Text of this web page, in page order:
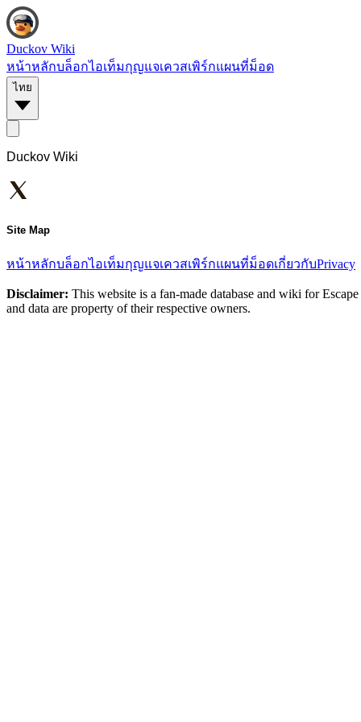
Duckov Wiki
หน้าหลักบล็อกไอเท็มกุญแจเควสเพิร์กแผนที่ม็อด
ไทย
Duckov Wiki
Site Map
หน้าหลักบล็อกไอเท็มกุญแจเควสเพิร์กแผนที่ม็อดเกี่ยวกับPrivacy
Disclaimer: This website is a fan-made database and wiki for
and data are property of their respective owners.